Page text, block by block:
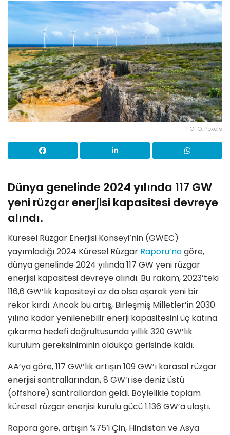
FOTO: Pexels
Dünya genelinde 2024 yılında 117 GW
yeni rüzgar enerjisi kapasitesi devreye
alındı.
Küresel Rüzgar Enerjisi Konseyi’nin (GWEC)
yayımladığı 2024 Küresel Rüzgar Raporu’nagöre,
dünya genelinde 2024 yılında 117 GW yeni rüzgar
enerjisi kapasitesi devreye alındı. Bu rakam, 2023’teki
116,6 GW’lık kapasiteyi az da olsa aşarak yeni bir
rekor kırdı. Ancak bu artış, Birleşmiş Milletler’in 2030
yılına kadar yenilenebilir enerji kapasitesini üç katına
çıkarma hedefi doğrultusunda yıllık 320 GW’lık
kurulum gereksiniminin oldukça gerisinde kaldı. ​
AA’ya göre, 117 GW’lık artışın 109 GW’ı karasal rüzgar
enerjisi santrallarından, 8 GW’ı ise deniz üstü
(offshore) santrallardan geldi. Böylelikle toplam
küresel rüzgar enerjisi kurulu gücü 1.136 GW’a ulaştı.
Rapora göre, artışın %75’i Çin, Hindistan ve Asya